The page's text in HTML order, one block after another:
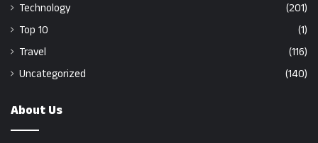
Technology
(201)
Top 10
(1)
Travel
(116)
Uncategorized
(140)
About Us